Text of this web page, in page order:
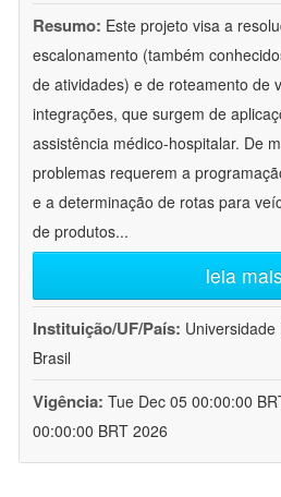
Resumo: Este projeto visa a
escalonamento (também
de atividades) e de roteamento de
integrações, que surgem de
assistência médico-hospitalar. De
problemas requerem a
e a determinação de rotas para
de produtos...
leia mais
Instituição/UF/País:
Brasil
Vigência: Tue Dec 05 00:00:00
00:00:00 BRT 2026